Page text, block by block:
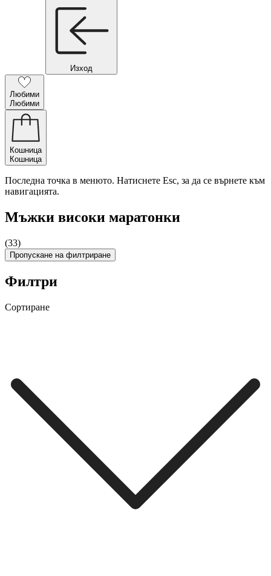
Изход
Любими
Любими
Кошница
Кошница
Последна точка в менюто. Натиснете Esc, за да се върнете към
навигацията.
Мъжки високи маратонки
(33)
Пропускане на филтриране
Филтри
Сортиране